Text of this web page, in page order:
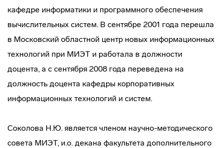
кафедре информатики и программного обеспечения
вычислительных систем. В сентябре 2001 года перешла
в Московский областной центр новых информационных
технологий при МИЭТ и работала в должности
доцента, а с сентября 2008 года переведена на
должность доцента кафедры корпоративных
информационных технологий и систем.
Соколова Н.Ю. является членом научно-методического
совета МИЭТ, и.о. декана факультета дополнительного